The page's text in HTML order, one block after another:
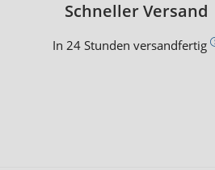
Schneller Versand
In 24 Stunden versandfertig